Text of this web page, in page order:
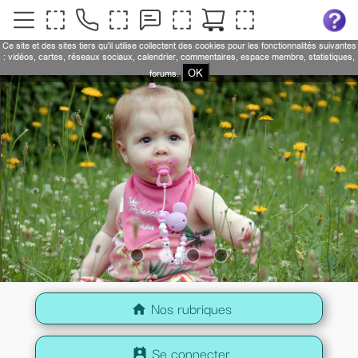
home Nos rubriques
perm_contact_calendar Se connecter
Ce site et des sites tiers qu'il utilise collectent des cookies pour les fonctionnalités suivantes
: vidéos, cartes, réseaux sociaux, calendrier, commentaires, espace membre, statistiques,
forums.
OK